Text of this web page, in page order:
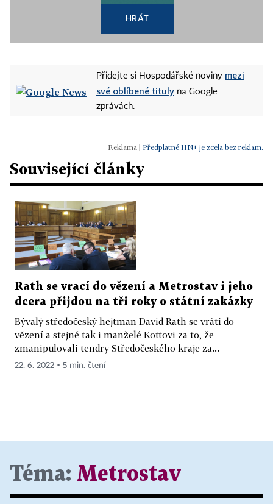
HRÁT
Přidejte si Hospodářské noviny mezi
své oblíbené tituly na Google
zprávách.
Předplatné HN+ je zcela bez reklam.
Související články
Rath se vrací do vězení a Metrostav i jeho
dcera přijdou na tři roky o státní zakázky
Bývalý středočeský hejtman David Rath se vrátí do
vězení a stejně tak i manželé Kottovi za to, že
zmanipulovali tendry Středočeského kraje za...
22. 6. 2022 ▪ 5 min. čtení
Téma: Metrostav